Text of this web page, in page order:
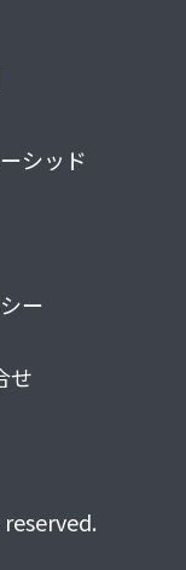
シッド
ー
せ